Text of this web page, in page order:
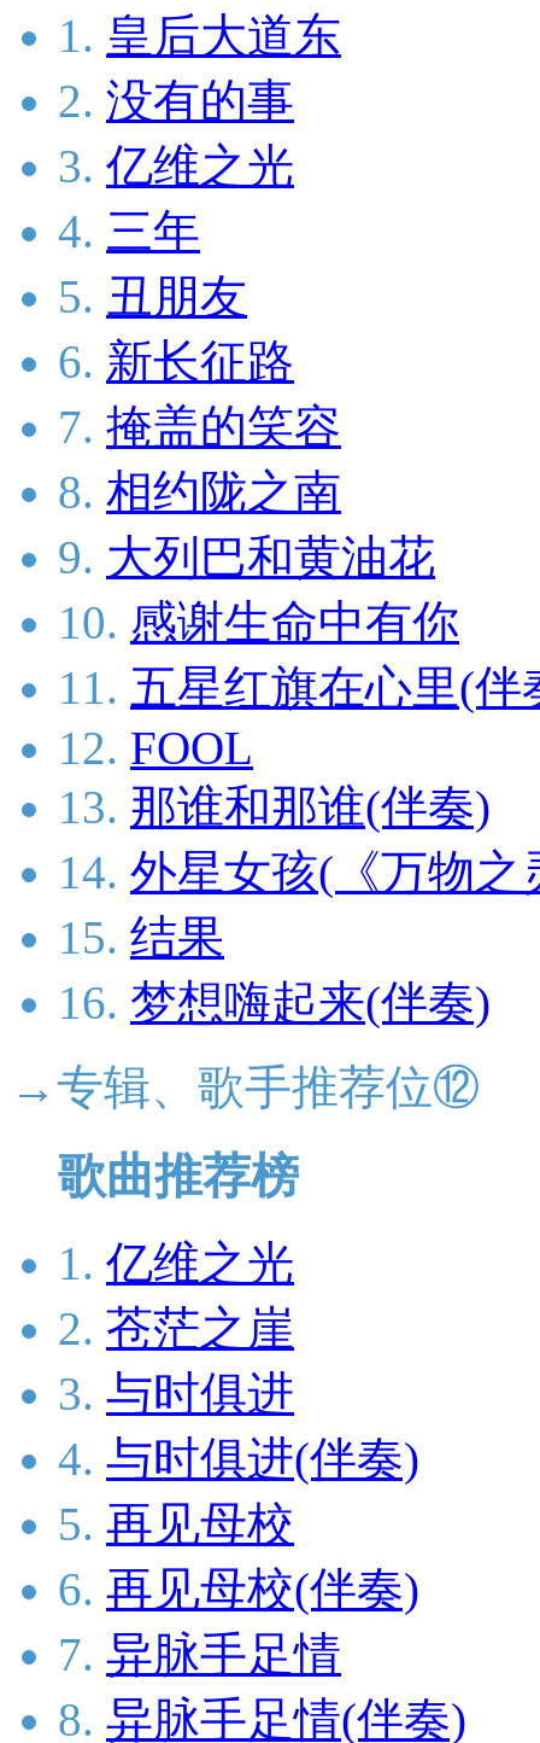
1. 皇后大道东
2. 没有的事
3. 亿维之光
4. 三年
5. 丑朋友
6. 新长征路
7. 掩盖的笑容
8. 相约陇之南
9. 大列巴和黄油花
10. 感谢生命中有你
11. 五星红旗在心里(伴
12. FOOL
13. 那谁和那谁(伴奏)
14. 外星女孩(《万物之
15. 结果
16. 梦想嗨起来(伴奏)
→专辑、歌手推荐位⑫
歌曲推荐榜
1. 亿维之光
2. 苍茫之崖
3. 与时俱进
4. 与时俱进(伴奏)
5. 再见母校
6. 再见母校(伴奏)
7. 异脉手足情
8. 异脉手足情(伴奏)